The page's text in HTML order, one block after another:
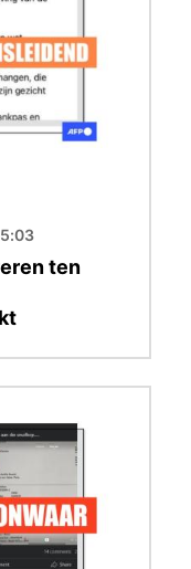
ten